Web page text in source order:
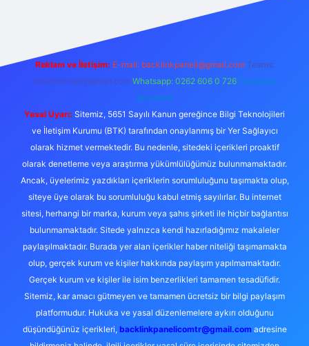
Reklam ve İletişim: E-mail: backlinkpaneli@gmail.com Teams:
forumhizmeti@gmail.com Whatsapp: 0262 606 0 726 Telegram:
@karabul
Yasal Uyarı: Sitemiz, 5651 Sayılı Kanun gereğince Bilgi Teknolojileri
ve İletişim Kurumu (BTK) tarafından onaylanmış bir Yer Sağlayıcı
olarak hizmet vermektedir. Bu nedenle, sitedeki içerikleri proaktif
olarak denetleme veya araştırma yükümlülüğümüz bulunmamaktadır.
Ancak, üyelerimiz yazdıkları içeriklerin sorumluluğunu taşımakta olup,
siteye üye olarak bu sorumluluğu kabul etmiş sayılırlar. Bu internet
sitesi, herhangi bir marka, kurum veya şahıs şirketi ile hiçbir bağlantısı
bulunmamaktadır. Sitede yalnızca kendi hazırladığımız makaleler
paylaşılmaktadır. Burada yer alan içerikler haber niteliği taşımamakta
olup, gerçek kurum ve kişiler hakkında paylaşım yapılmamaktadır.
Gerçek kurum ve kişiler ile isim benzerlikleri tamamen tesadüfidir.
Sitemiz, kar amacı gütmeyen ve tamamen ücretsiz bir bilgi paylaşım
platformudur. Hukuka ve yasal düzenlemelere aykırı olduğunu
düşündüğünüz içerikleri, backlinkpanelicomtr@gmail.comadresine